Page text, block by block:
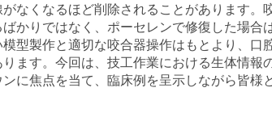
なくなるほど削除されることがあります。
かりではなく、ポーセレンで修復した場合
型製作と適切な咬合器操作はもとより、口
ます。今回は、技工作業における生体情報
に焦点を当て、臨床例を呈示しながら皆様